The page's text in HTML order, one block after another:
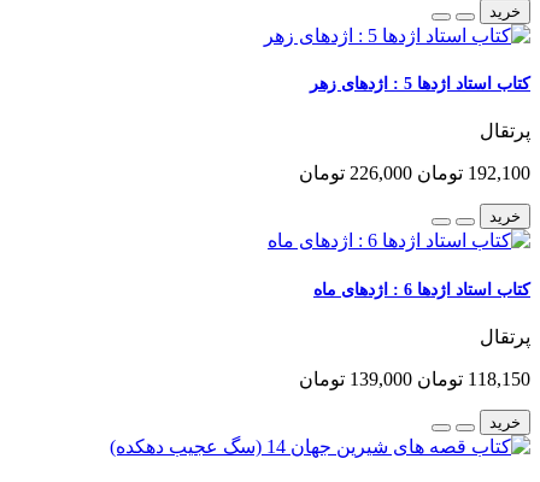
خرید
کتاب استاد اژدها 5 : اژدهای زهر
پرتقال
192,100 تومان 226,000 تومان
خرید
کتاب استاد اژدها 6 : اژدهای ماه
پرتقال
118,150 تومان 139,000 تومان
خرید